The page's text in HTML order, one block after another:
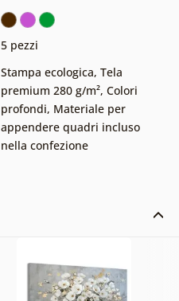
5 pezzi
Stampa ecologica, Tela
premium 280 g/m², Colori
profondi, Materiale per
appendere quadri incluso
nella confezione